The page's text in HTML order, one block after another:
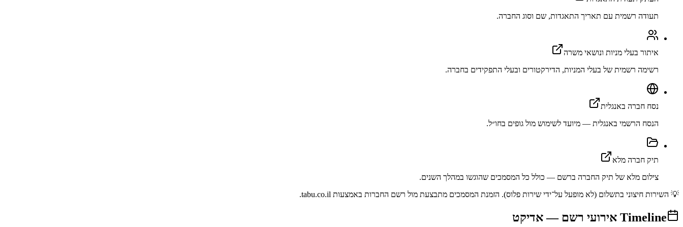
תעודה רשמית עם תאריך התאגדות, שם וסוג החברה.
איתור בעלי מניות ונושאי משרה
רשימה רשמית של בעלי המניות, הדירקטורים ובעלי התפקידים בחברה.
נסח חברה באנגלית
הנסח הרשמי באנגלית — מיועד לשימוש מול גופים בחו״ל.
תיק חברה מלא
צילום מלא של תיק החברה ברשם — כולל כל המסמכים שהוגשו במהלך השנים.
💡 השירות חיצוני בתשלום (לא מופעל על־ידי שירות פלוס). הזמנת המסמכים מתבצעת מול רשם החברות באמצעות tabu.co.il.
Timeline אירועי רשם —אדיקט